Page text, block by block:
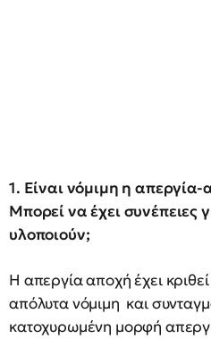
1. Είναι νόμιμη η
Μπορεί να έχει συνέπειες
υλοποιούν;
Η απεργία αποχή έχει
απόλυτα νόμιμη και
κατοχυρωμένη μορφή